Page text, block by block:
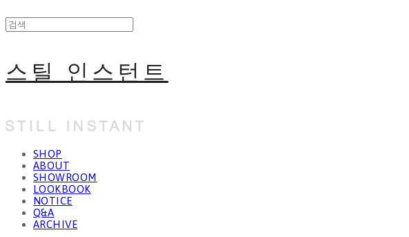
스틸 인스턴트
SHOP
ABOUT
SHOWROOM
LOOKBOOK
NOTICE
Q&A
ARCHIVE